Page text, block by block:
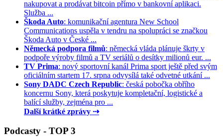
nakupovat a prodávat bitcoin přímo v bankovní aplikaci.
Služba ...
Škoda Auto: komunikační agentura New School
Communications uspěla v tendru na spolupráci se značkou
Škoda Auto v České ...
Německá podpora filmů: německá vláda plánuje škrty v
podpoře výroby filmů a TV seriálů o desítky milionů eur. ...
TV Prima: nový sportovní kanál Prima sport ještě před svým
oficiálním startem 17. srpna odvysílá také odvetné utkání ...
Sony DADC Czech Republic: česká pobočka obřího
koncernu Sony, která poskytuje kompletační, logistické a
balící služby, zejména pro ...
Další krátké zprávy ⇢
Podcasty - TOP 3